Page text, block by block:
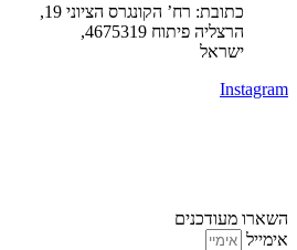
כתובת: רח’ הקונגרס הציוני 19,
הרצליה פיתוח 4675319,
ישראל
Instagram
השארו מעודכנים
אימייל